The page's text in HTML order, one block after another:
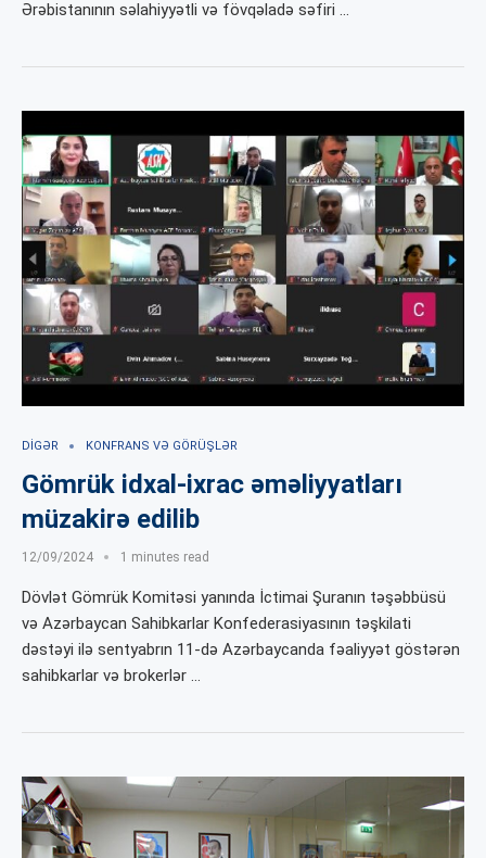
Ərəbistanının səlahiyyətli və fövqəladə səfiri …
DIGƏR KONFRANS VƏ GÖRÜŞLƏR
Gömrük idxal-ixrac əməliyyatları
müzakirə edilib
12/09/2024 1 minutes read
Dövlət Gömrük Komitəsi yanında İctimai Şuranın təşəbbüsü
və Azərbaycan Sahibkarlar Konfederasiyasının təşkilati
dəstəyi ilə sentyabrın 11-də Azərbaycanda fəaliyyət göstərən
sahibkarlar və brokerlər …